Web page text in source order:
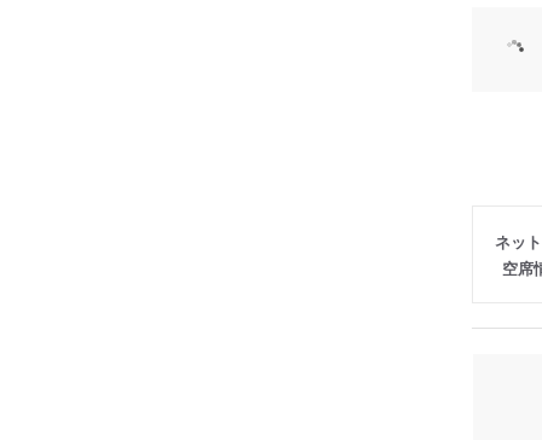
ネッ
空席